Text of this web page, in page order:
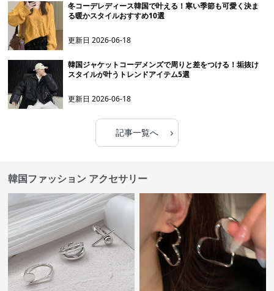
冬コーデレディース韓国で叶える！寒い季節も可愛く決ま
る暖かスタイルおすすめ10選
更新日2026-06-18
韓国ジャケットコーデメンズで周りと差をつける！垢抜け
スタイルが叶うトレンドアイテム5選
更新日2026-06-18
記事一覧へ ›
韓国ファッション アクセサリー